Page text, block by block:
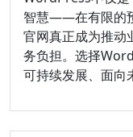
智慧——在有限的
官网真正成为推动
务负担。选择
可持续发展、面向